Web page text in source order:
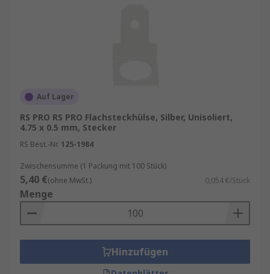
Auf Lager
RS PRO RS PRO Flachsteckhülse, Silber, Unisoliert,
4.75 x 0.5 mm, Stecker
RS Best.-Nr. 125-1984
Zwischensumme (1 Packung mit 100 Stück)
5,40 €(ohne MwSt.) 0,054 €/Stück
Menge
Hinzufügen